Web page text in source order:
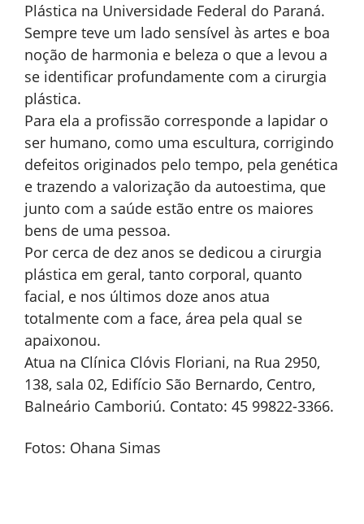
Plástica na Universidade Federal do Paraná.
Sempre teve um lado sensível às artes e boa
noção de harmonia e beleza o que a levou a
se identificar profundamente com a cirurgia
plástica.
Para ela a profissão corresponde a lapidar o
ser humano, como uma escultura, corrigindo
defeitos originados pelo tempo, pela genética
e trazendo a valorização da autoestima, que
junto com a saúde estão entre os maiores
bens de uma pessoa.
Por cerca de dez anos se dedicou a cirurgia
plástica em geral, tanto corporal, quanto
facial, e nos últimos doze anos atua
totalmente com a face, área pela qual se
apaixonou.
Atua na Clínica Clóvis Floriani, na Rua 2950,
138, sala 02, Edifício São Bernardo, Centro,
Balneário Camboriú. Contato: 45 99822-3366.
Fotos: Ohana Simas